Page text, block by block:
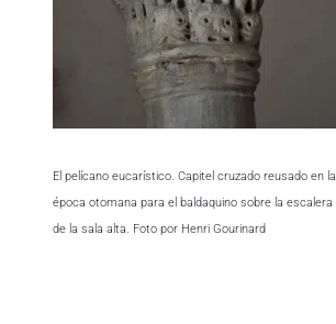
El pelícano eucarístico. Capitel cruzado reusado en la
época otomana para el baldaquino sobre la escalera
de la sala alta. Foto por Henri Gourinard